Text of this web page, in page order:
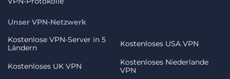
Unser VPN-Netzwerk
Kostenlose VPN-Server in 5
Ländern
Kostenloses USA VPN
Kostenloses UK VPN
Kostenloses Niederlande
VPN